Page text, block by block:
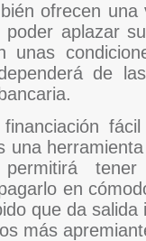
ofrecen
aplazar
de
una
permitirá
en
que da
más